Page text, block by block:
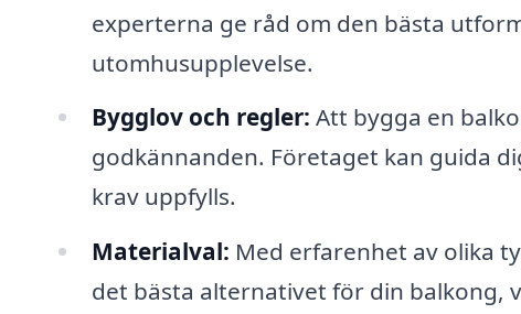
experterna ge råd om den bästa
utomhusupplevelse.
Bygglov och regler: Att bygga en
godkännanden. Företaget kan guida
krav uppfylls.
Materialval: Med erfarenhet av olika
det bästa alternativet för din balkong,